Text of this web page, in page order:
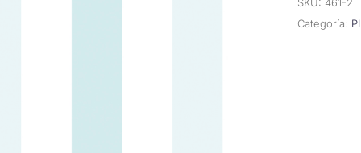
Categoría: